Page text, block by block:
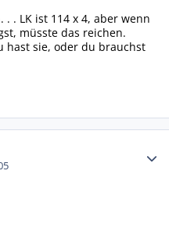
. LK ist 114 x 4, aber wenn
müsste das reichen.
hast sie, oder du brauchst